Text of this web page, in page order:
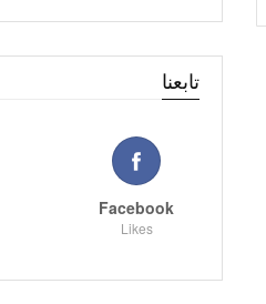
تابعنا
Facebook
Likes